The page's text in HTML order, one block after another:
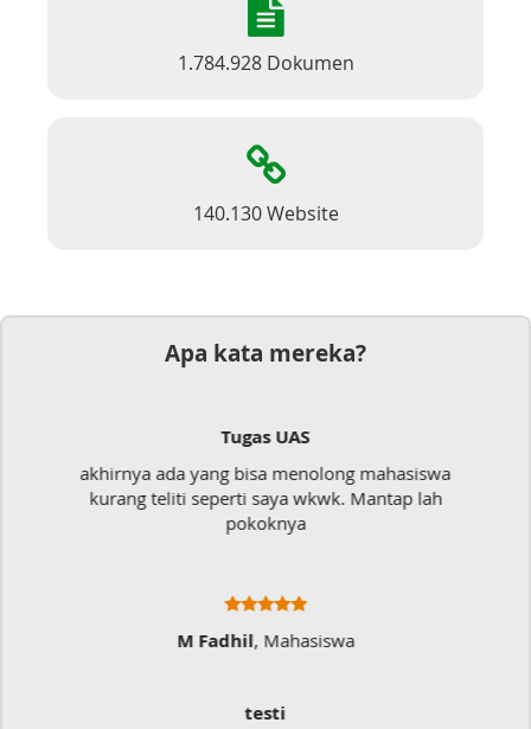
1.784.928 Dokumen
140.130 Website
Apa kata mereka?
Dokumen
Mudah sekali, tinggal kirim dokumennya
langsung jadi
Ratna Fa
Sangat Memukai